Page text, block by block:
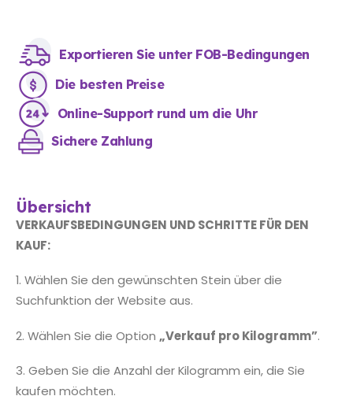
Exportieren Sie unter FOB-Bedingungen
Die besten Preise
Online-Support rund um die Uhr
Sichere Zahlung
Übersicht
VERKAUFSBEDINGUNGEN UND SCHRITTE FÜR DEN
KAUF:
1. Wählen Sie den gewünschten Stein über die
Suchfunktion der Website aus.
2. Wählen Sie die Option „Verkauf pro Kilogramm”.
3. Geben Sie die Anzahl der Kilogramm ein, die Sie
kaufen möchten.